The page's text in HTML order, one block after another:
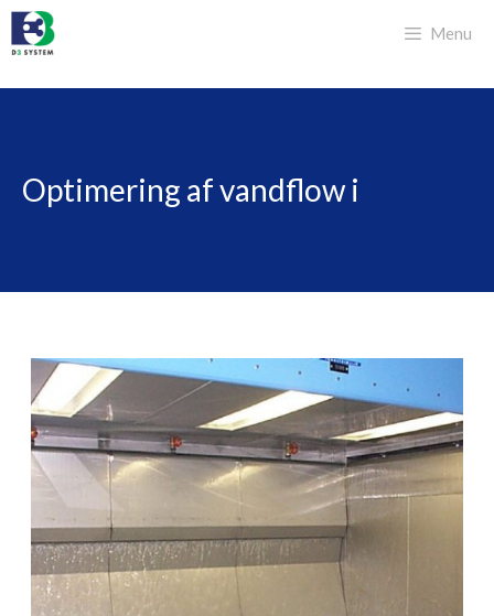
Hop
indhold
Menu
Optimering af vandflow i
malekabiner med vand